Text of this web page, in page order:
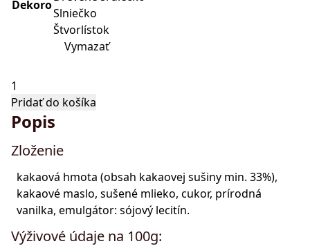
Dekoro
Slniečko
Štvorlístok
Vymazať
množstvo
Čokoláda
Dekoro
mliečna
Pridať do košíka
Popis
Zloženie
kakaová hmota (obsah kakaovej sušiny min. 33%),
kakaové maslo, sušené mlieko, cukor, prírodná
vanilka, emulgátor: sójový lecitín.
Výživové údaje na 100g: